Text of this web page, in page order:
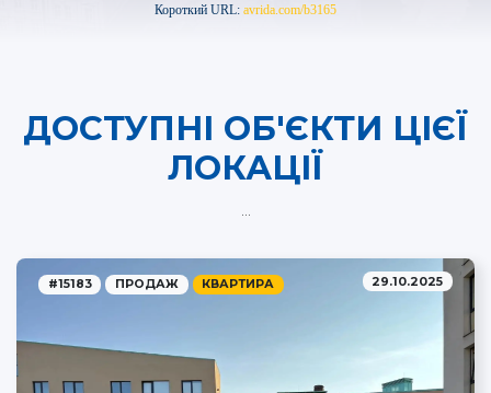
Короткий URL: avrida.com/b3165
ДОСТУПНІ ОБ'ЄКТИ ЦІЄЇ
ЛОКАЦІЇ
...
29.10.2025
#15183 ПРОДАЖ КВАРТИРА